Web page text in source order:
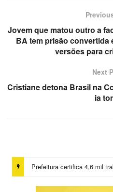
Jovem que matou outro a
BA tem prisão convertida
versões para
Next
Cristiane detona Brasil na
ia